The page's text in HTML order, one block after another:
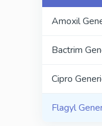
Amoxil
Bactrim
Cipro
Flagyl